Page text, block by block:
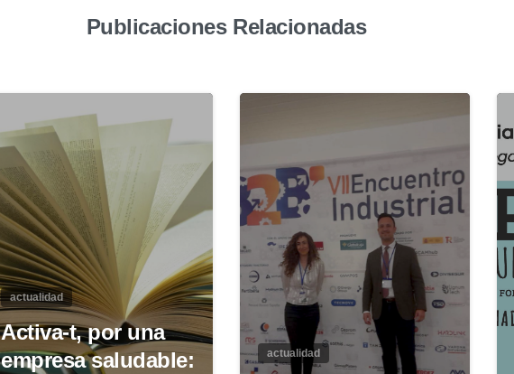
Publicaciones Relacionadas
actualidad
Activa-t, por una
empresa saludable:
actualidad